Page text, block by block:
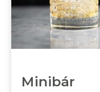
Minibár